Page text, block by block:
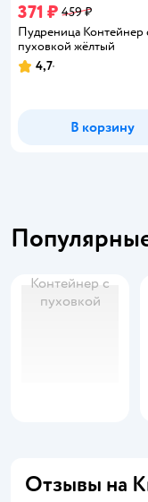
371 ₽ 459 ₽
Пудреница Контейнер
пуховкой жёлтый
Рейтинг:
4,7
В корзину
Контейнер с
пуховкой
Отзывы на